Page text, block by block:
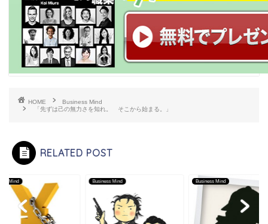
HOME
Business Mind
「先ずは己の無力さを知れ。 そこから始まる。」
RELATED POST
Mind Business Mind Business Mind